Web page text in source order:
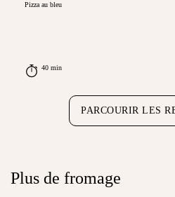
Pizza au bleu
40 min
PARCOURIR LES
Plus de fromage